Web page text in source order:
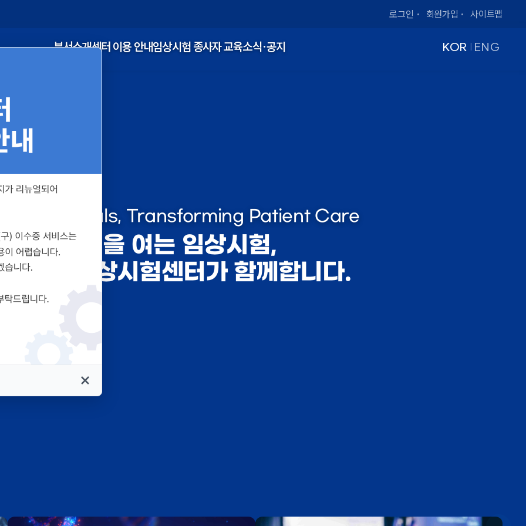
로그인 회원가입 사이트맵
부서소개센터 이용 안내임상시험 종사자 교육소식·공지 KOR | ENG
Trials, Transforming Patient Care
자의 내일을 여는 임상시험,
병원 임상시험센터가 함께합니다.